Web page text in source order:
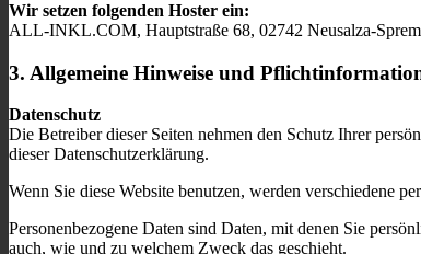
Wir setzen folgenden Hoster ein:
ALL-INKL.COM, Hauptstraße 68, 02742 Neusalza-
3. Allgemeine Hinweise und
Datenschutz
Die Betreiber dieser Seiten nehmen den Schutz Ihrer
dieser Datenschutzerklärung.
Wenn Sie diese Website benutzen, werden verschiedene
Personenbezogene Daten sind Daten, mit denen Sie
auch, wie und zu welchem Zweck das geschieht.